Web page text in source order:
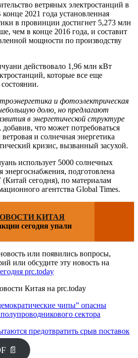
ветряных электростанций в
2021 года установленная
в провинции достигнет 5,273 млн
чем в конце 2016 года, и составит
мощности по производству
действовало 1,96 млн кВт
которые все еще
и фотоэлектрическая
долю, но предлагают
в энергетической структуре
добавив, что может потребоваться
и солнечная энергетика
кризис, вызванный засухой.
использует 5000 солнечных
подготовлена
сегодня), по материалам
агентства Global Times.
НОВОСТИ КИТАЯ
сегодня упали
или появились вопросы,
или обсудите эту новость на
чипы” опасны
сектора
предотвратить срыв поставок
📄